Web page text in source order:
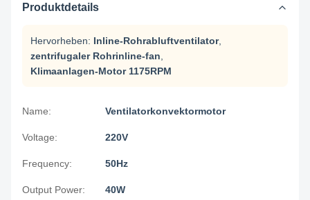
Produktdetails
Hervorheben: Inline-Rohrabluftventilator,
zentrifugaler Rohrinline-fan
Klimaanlagen-Motor 1175RPM
Name: Ventilatorkonvektormotor
Voltage: 220V
Frequency: 50Hz
Output Power: 40W